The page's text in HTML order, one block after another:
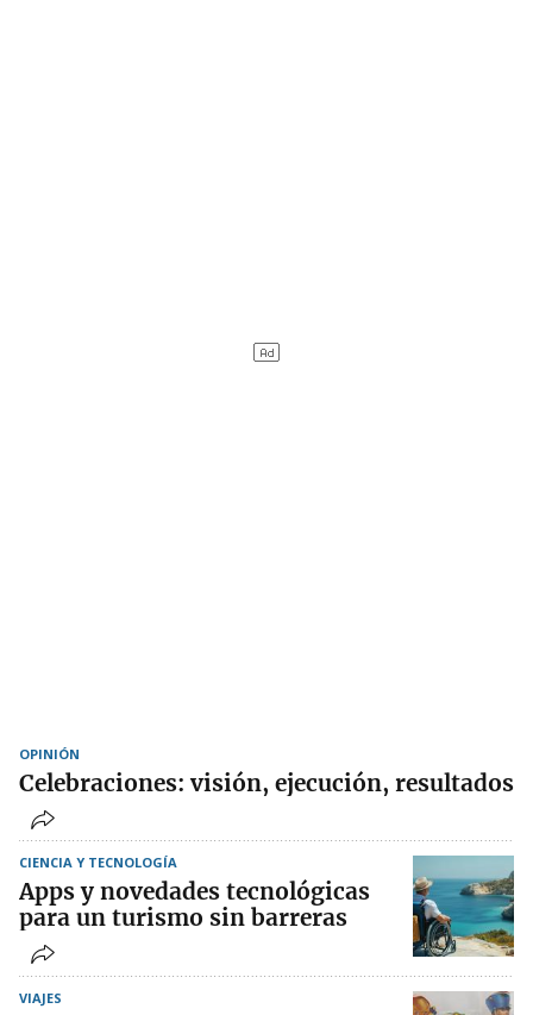
OPINIÓN
Celebraciones: visión, ejecución, resultados
CIENCIA Y TECNOLOGÍA
Apps y novedades tecnológicas
para un turismo sin barreras
VIAJES